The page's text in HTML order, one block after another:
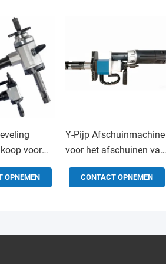
voor
chemische
OPNEMEN
Y-Pijp Afschuinmachine
voor het afschuinen van
alle soorten pijpeinden,
drukvaten en flenzen ter
CONTACT OPNEMEN